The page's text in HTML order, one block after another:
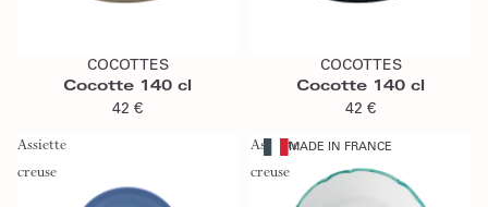
COCOTTES
Cocotte 140 cl
42 €
COCOTTES
Cocotte 140 cl
42 €
Assiette
creuse
Assiette
creuse
MADE IN FRANCE